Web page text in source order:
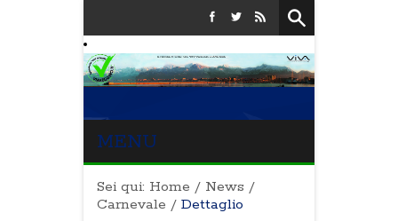
MENU
Sei qui: Home / News /
Carnevale / Dettaglio